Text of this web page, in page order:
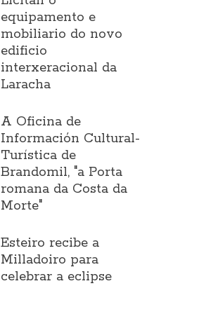
equipamento e
mobiliario do novo
edificio
interxeracional da
Laracha
A Oficina de
Información Cultural-
Turística de
Brandomil, "a Porta
romana da Costa da
Morte"
Esteiro recibe a
Milladoiro para
celebrar a eclipse